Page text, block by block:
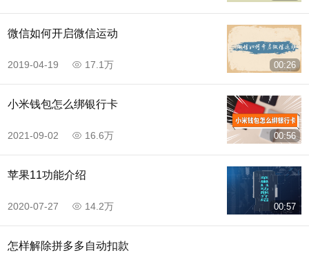
00:26
微信如何开启微信运动
2019-04-19 17.1万
00:56
小米钱包怎么绑银行卡
2021-09-02 16.6万
00:57
苹果11功能介绍
2020-07-27 14.2万
怎样解除拼多多自动扣款